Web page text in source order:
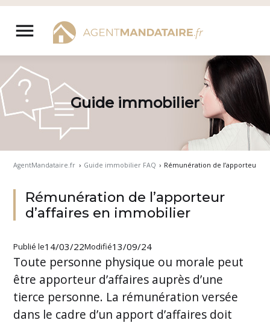
Aller
contenu
menu
Guide immobilier
AgentMandataire.fr › Guide immobilier FAQ › Rémunération de l’apporteur
Rémunération de l’apporteur
d’affaires en immobilier
Publié le14/03/22Modifié13/09/24
Toute personne physique ou morale peut
être apporteur d’affaires auprès d’une
tierce personne. La rémunération versée
dans le cadre d’un apport d’affaires doit